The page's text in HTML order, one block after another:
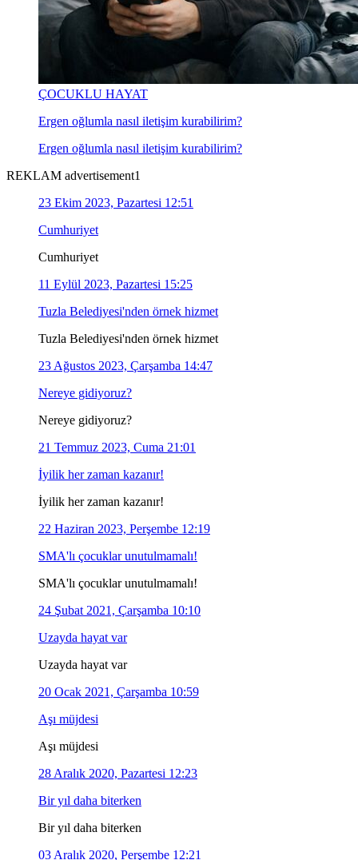
ÇOCUKLU HAYAT
Ergen oğlumla nasıl iletişim kurabilirim?
Ergen oğlumla nasıl iletişim kurabilirim?
REKLAM advertisement1
23 Ekim 2023, Pazartesi 12:51
Cumhuriyet
Cumhuriyet
11 Eylül 2023, Pazartesi 15:25
Tuzla Belediyesi'nden örnek hizmet
Tuzla Belediyesi'nden örnek hizmet
23 Ağustos 2023, Çarşamba 14:47
Nereye gidiyoruz?
Nereye gidiyoruz?
21 Temmuz 2023, Cuma 21:01
İyilik her zaman kazanır!
İyilik her zaman kazanır!
22 Haziran 2023, Perşembe 12:19
SMA'lı çocuklar unutulmamalı!
SMA'lı çocuklar unutulmamalı!
24 Şubat 2021, Çarşamba 10:10
Uzayda hayat var
Uzayda hayat var
20 Ocak 2021, Çarşamba 10:59
Aşı müjdesi
Aşı müjdesi
28 Aralık 2020, Pazartesi 12:23
Bir yıl daha biterken
Bir yıl daha biterken
03 Aralık 2020, Perşembe 12:21